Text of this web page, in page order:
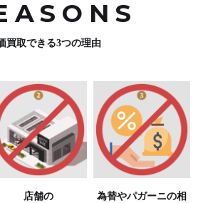
S
買取できる3つの理由
店舗の
為替やパガーニの相